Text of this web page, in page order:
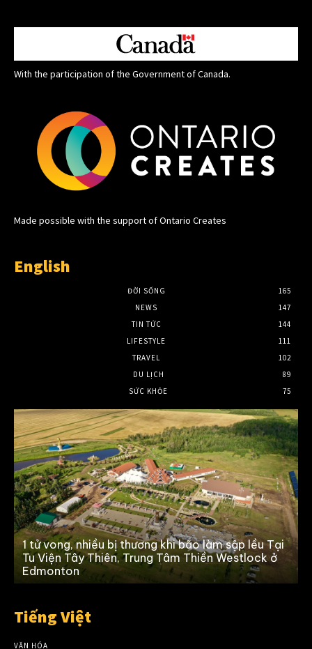
With the participation of the Government of Canada.
Made possible with the support of Ontario Creates
English
ĐỜI SỐNG
165
NEWS
147
TIN TỨC
144
LIFESTYLE
111
TRAVEL
102
DU LỊCH
89
SỨC KHỎE
75
1 tử vong, nhiều bị thương khi bão làm sập lều Tại
Tu Viện Tây Thiên, Trung Tâm Thiền Westlock ở
Edmonton
Tiếng Việt
VĂN HÓA